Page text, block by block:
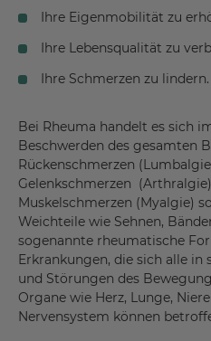
Ihre Eigenmobilität zu
Ihre Lebensqualität zu
Ihre Schmerzen zu lindern.
Bei Rheuma handelt es sich
Beschwerden des gesamten
Rückenschmerzen
Gelenkschmerzen
Muskelschmerzen (Myalgie)
Weichteile wie Sehnen,
sogenannte rheumatische
Erkrankungen, die sich alle in
und Störungen des
Organe wie Herz, Lunge,
Nervensystem können